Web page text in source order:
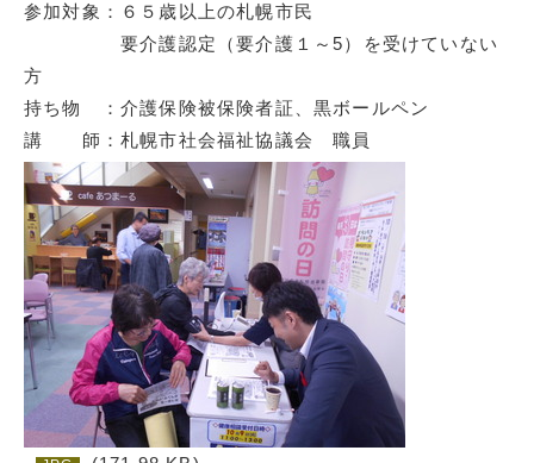
参加対象：６５歳以上の札幌市民
要介護認定（要介護１～5）を受けていない
方
持ち物 ：介護保険被保険者証、黒ボールペン
講 師：札幌市社会福祉協議会 職員